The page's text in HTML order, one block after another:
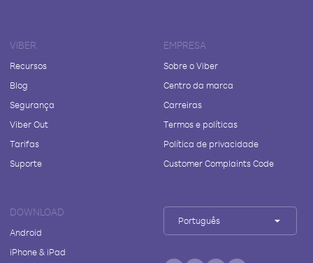
VIBER
Recursos
Blog
Segurança
Viber Out
Tarifas
Suporte
EMPRESA
Sobre o Viber
Centro da marca
Carreiras
Termos e políticas
Política de privacidade
Customer Complaints Code
DOWNLOAD
Android
iPhone & iPad
Português